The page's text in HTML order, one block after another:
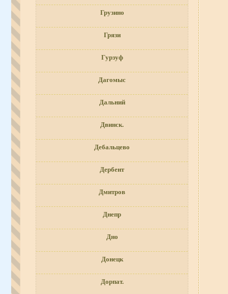
Грузино
Грязи
Гурзуф
Дагомыс
Дальний
Двинск.
Дебальцево
Дербент
Дмитров
Днепр
Дно
Донецк
Дорпат.